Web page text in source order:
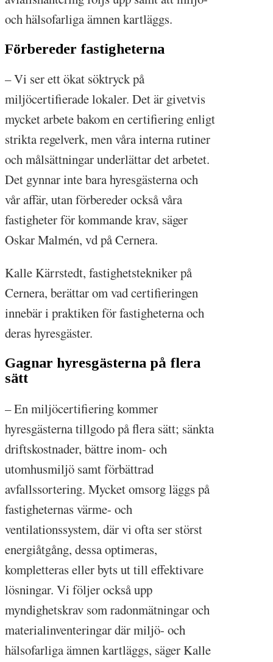
och hälsofarliga ämnen kartläggs.
Förbereder fastigheterna
– Vi ser ett ökat söktryck på
miljöcertifierade lokaler. Det är givetvis
mycket arbete bakom en certifiering enligt
strikta regelverk, men våra interna rutiner
och målsättningar underlättar det arbetet.
Det gynnar inte bara hyresgästerna och
vår affär, utan förbereder också våra
fastigheter för kommande krav, säger
Oskar Malmén, vd på Cernera.
Kalle Kärrstedt, fastighetstekniker på
Cernera, berättar om vad certifieringen
innebär i praktiken för fastigheterna och
deras hyresgäster.
Gagnar hyresgästerna på flera
sätt
– En miljöcertifiering kommer
hyresgästerna tillgodo på flera sätt; sänkta
driftskostnader, bättre inom- och
utomhusmiljö samt förbättrad
avfallssortering. Mycket omsorg läggs på
fastigheternas värme- och
ventilationssystem, där vi ofta ser störst
energiåtgång, dessa optimeras,
kompletteras eller byts ut till effektivare
lösningar. Vi följer också upp
myndighetskrav som radonmätningar och
materialinventeringar där miljö- och
hälsofarliga ämnen kartläggs, säger Kalle